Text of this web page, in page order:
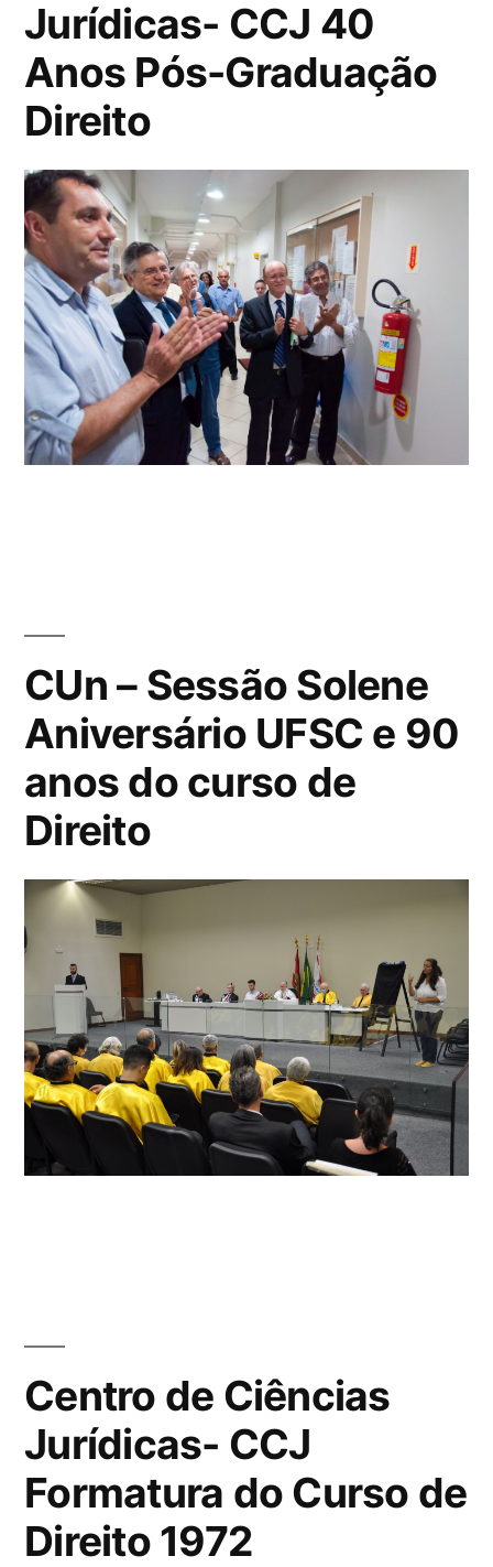
Jurídicas- CCJ 40
Anos Pós-Graduação
Direito
CUn – Sessão Solene
Aniversário UFSC e 90
anos do curso de
Direito
Centro de Ciências
Jurídicas- CCJ
Formatura do Curso de
Direito 1972